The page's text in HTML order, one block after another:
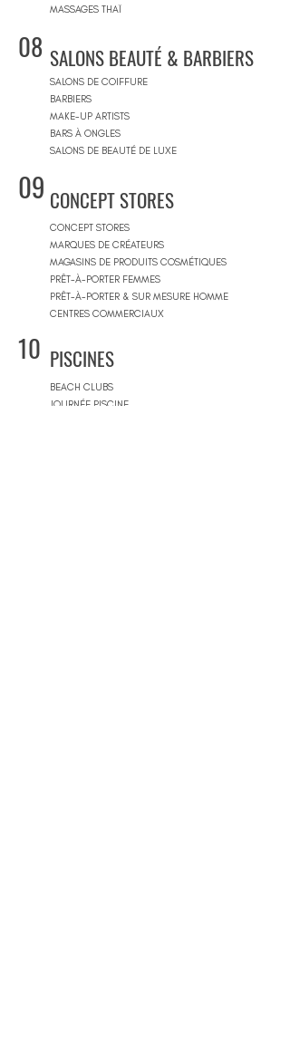
MASSAGES THAÏ
08 SALONS BEAUTÉ & BARBIERS
SALONS DE COIFFURE
BARBIERS
MAKE-UP ARTISTS
BARS À ONGLES
SALONS DE BEAUTÉ DE LUXE
09 CONCEPT STORES
CONCEPT STORES
MARQUES DE CRÉATEURS
MAGASINS DE PRODUITS COSMÉTIQUES
PRÊT-À-PORTER FEMMES
PRÊT-À-PORTER & SUR MESURE HOMME
CENTRES COMMERCIAUX
10 PISCINES
BEACH CLUBS
JOURNÉE PISCINE